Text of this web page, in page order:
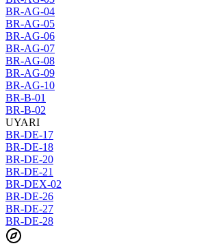
BR-AG-04
BR-AG-05
BR-AG-06
BR-AG-07
BR-AG-08
BR-AG-09
BR-AG-10
BR-B-01
BR-B-02
UYARI
BR-DE-17
BR-DE-18
BR-DE-20
BR-DE-21
BR-DEX-02
BR-DE-26
BR-DE-27
BR-DE-28